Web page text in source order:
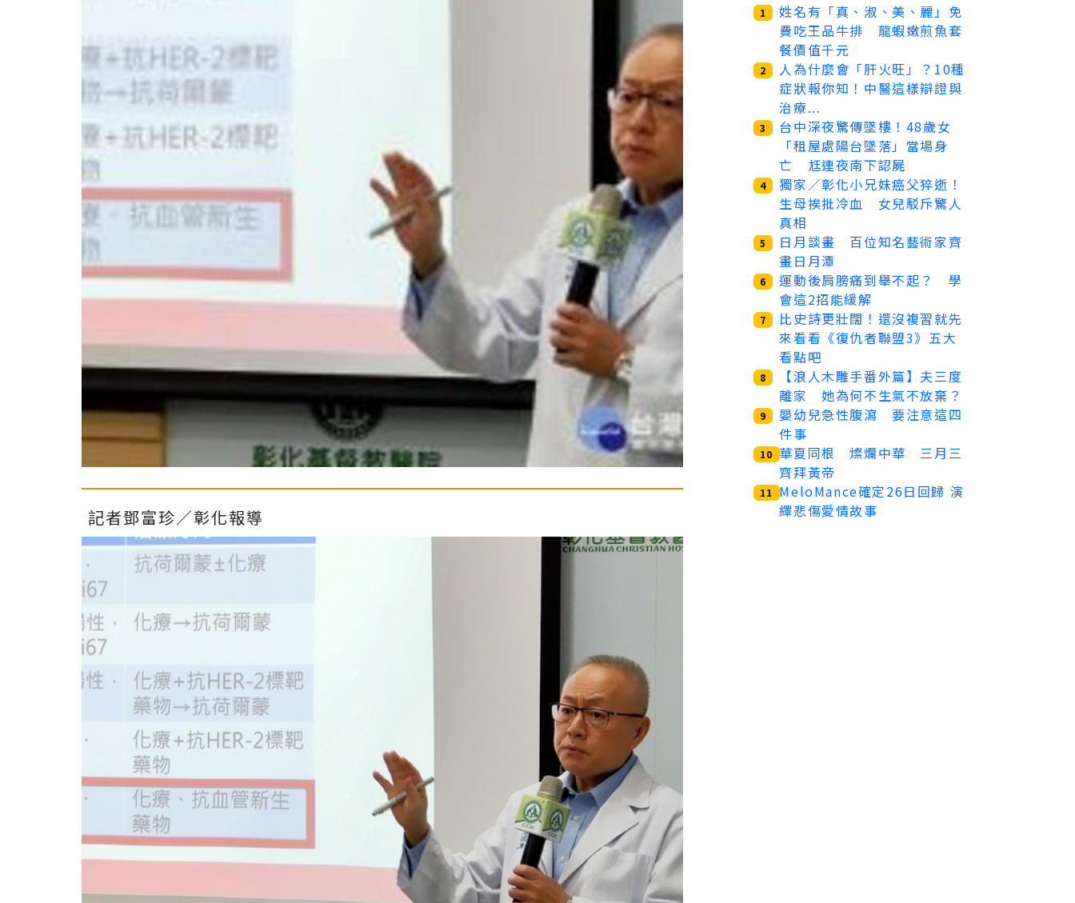
記者鄧富珍／彰化報導
1
姓名有「真、淑、美、麗」免
費吃王品牛排 龍蝦嫩煎魚套
餐價值千元
2
人為什麼會「肝火旺」？10種
症狀報你知！中醫這樣辯證與
治療...
3
台中深夜驚傳墜樓！48歲女
「租屋處陽台墜落」當場身
亡 尪連夜南下認屍
4
獨家／彰化小兄妹癌父猝逝！
生母挨批冷血 女兒駁斥驚人
真相
5
日月談畫 百位知名藝術家齊
畫日月潭
6
運動後肩膀痛到舉不起？ 學
會這2招能緩解
7
比史詩更壯闊！還沒複習就先
來看看《復仇者聯盟3》五大
看點吧
8
【浪人木雕手番外篇】夫三度
離家 她為何不生氣不放棄？
9
嬰幼兒急性腹瀉 要注意這四
件事
10 華夏同根 燦爛中華 三月三
齊拜黃帝
11
MeloMance確定26日回歸 演
繹悲傷愛情故事